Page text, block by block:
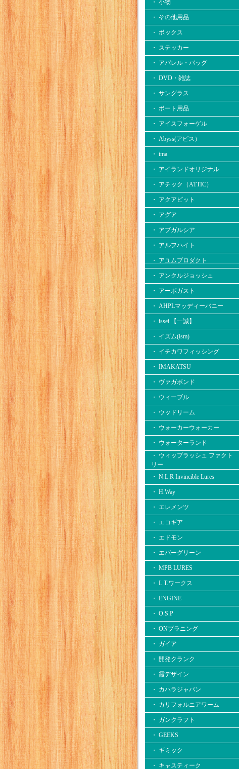
・ 小物
・ その他用品
・ ボックス
・ ステッカー
・ アパレル・バッグ
・ DVD・雑誌
・ サングラス
・ ボート用品
・ アイスフォーゲル
・ Abyss(アビス）
・ ima
・ アイランドオリジナル
・ アチック（ATTIC）
・ アクアビット
・ アグア
・ アブガルシア
・ アルフハイト
・ アユムプロダクト
・ アンクルジョッシュ
・ アーボガスト
・ AHPLマッディーバニー
・ issei 【一誠】
・ イズム(ism)
・ イチカワフィッシング
・ IMAKATSU
・ ヴァガボンド
・ ウィーブル
・ ウッドリーム
・ ウォーカーウォーカー
・ ウォーターランド
・ ウィップラッシュ ファクト
リー
・ N.L.R Invincible Lures
・ H.Way
・ エレメンツ
・ エコギア
・ エドモン
・ エバーグリーン
・ MPB LURES
・ L.T.ワークス
・ ENGINE
・ O.S.P
・ ONプラニング
・ ガイア
・ 開発クランク
・ 霞デザイン
・ カハラジャパン
・ カリフォルニアワーム
・ ガンクラフト
・ GEEKS
・ ギミック
・ キャスティーク